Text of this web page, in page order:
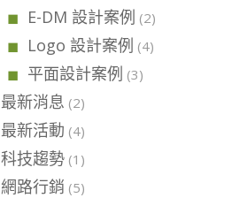
E-DM 設計案例 (2)
Logo 設計案例 (4)
平面設計案例 (3)
最新消息 (2)
最新活動 (4)
科技趨勢 (1)
網路行銷 (5)